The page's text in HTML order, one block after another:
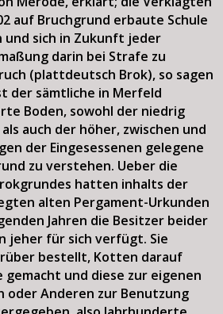
auf Bruchgrund erbaute Schule
sich in Zukunft jeder
darin bei Strafe zu
(plattdeutsch Brok), so sagen
der sämtliche in Merfeld
Boden, sowohl der niedrig
auch der höher, zwischen und
der Eingesessenen gelegene
zu verstehen. Ueber die
hatten inhalts der
alten Pergament-Urkunden
Jahren die Besitzer beider
jeher für sich verfügt. Sie
bestellt, Kotten darauf
und diese zur eigenen
oder Anderen zur Benutzung